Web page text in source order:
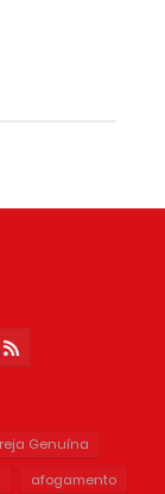
Genuína
afogamento